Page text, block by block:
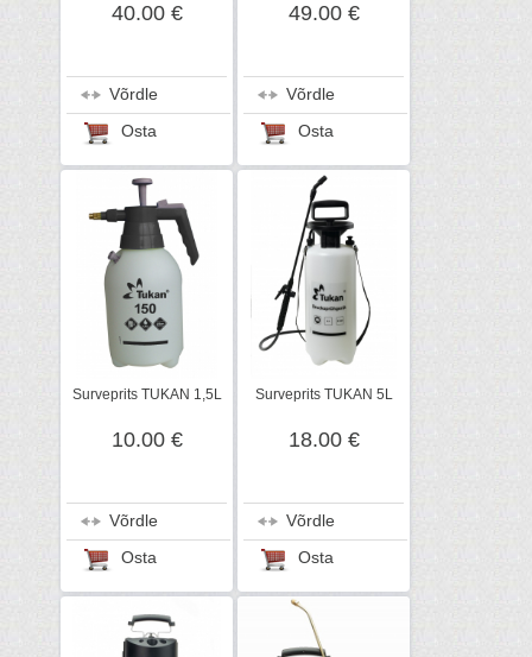
40.00 €
Võrdle
Osta
49.00 €
Võrdle
Osta
Surveprits TUKAN 1,5L
10.00 €
Võrdle
Osta
Surveprits TUKAN 5L
18.00 €
Võrdle
Osta